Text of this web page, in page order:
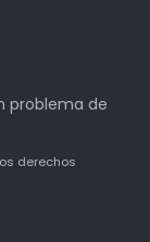
problema de
derechos